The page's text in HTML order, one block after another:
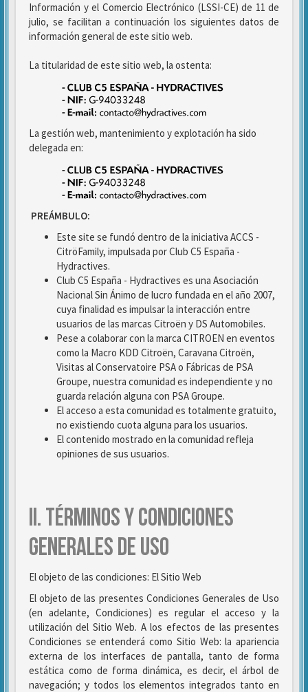
Información y el Comercio Electrónico (LSSI-CE) de 11 de
julio, se facilitan a continuación los siguientes datos de
información general de este sitio web.
La titularidad de este sitio web, la ostenta:
La gestión web, mantenimiento y explotación ha sido
delegada en:
PREÁMBULO:
Este site se fundó dentro de la iniciativa ACCS -
CitröFamily, impulsada por Club C5 España -
Hydractives.
Club C5 España - Hydractives es una Asociación
Nacional Sin Ánimo de lucro fundada en el año 2007,
cuya finalidad es impulsar la interacción entre
usuarios de las marcas Citroën y DS Automobiles.
Pese a colaborar con la marca CITROEN en eventos
como la Macro KDD Citroën, Caravana Citroën,
Visitas al Conservatoire PSA o Fábricas de PSA
Groupe, nuestra comunidad es independiente y no
guarda relación alguna con PSA Groupe.
El acceso a esta comunidad es totalmente gratuito,
no existiendo cuota alguna para los usuarios.
El contenido mostrado en la comunidad refleja
opiniones de sus usuarios.
II. TÉRMINOS Y CONDICIONES
GENERALES DE USO
El objeto de las condiciones: El Sitio Web
El objeto de las presentes Condiciones Generales de Uso
(en adelante, Condiciones) es regular el acceso y la
utilización del Sitio Web. A los efectos de las presentes
Condiciones se entenderá como Sitio Web: la apariencia
externa de los interfaces de pantalla, tanto de forma
estática como de forma dinámica, es decir, el árbol de
navegación; y todos los elementos integrados tanto en